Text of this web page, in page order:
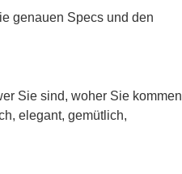
genauen Specs und den
Sie sind, woher Sie kommen
elegant, gemütlich,